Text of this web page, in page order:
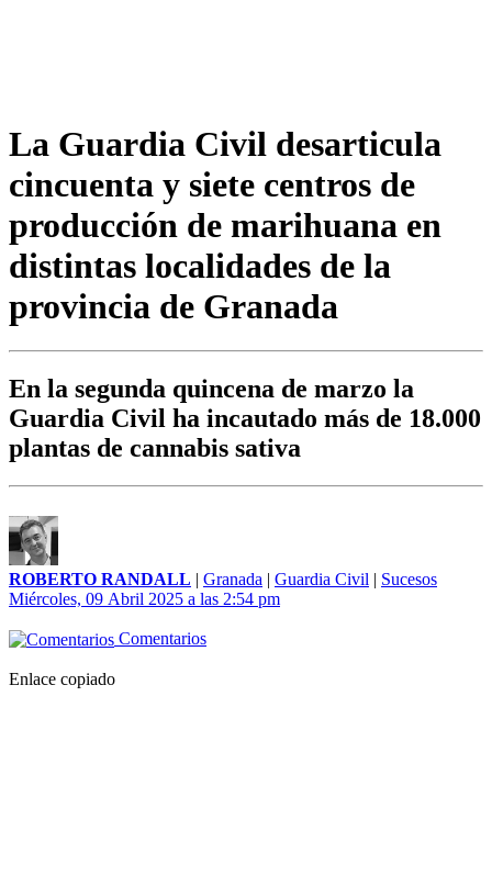
La Guardia Civil desarticula
cincuenta y siete centros de
producción de marihuana en
distintas localidades de la
provincia de Granada
En la segunda quincena de marzo la
Guardia Civil ha incautado más de 18.000
plantas de cannabis sativa
ROBERTO RANDALL | Granada | Guardia Civil | Sucesos
Miércoles, 09 Abril 2025 a las 2:54 pm
Comentarios
Enlace copiado